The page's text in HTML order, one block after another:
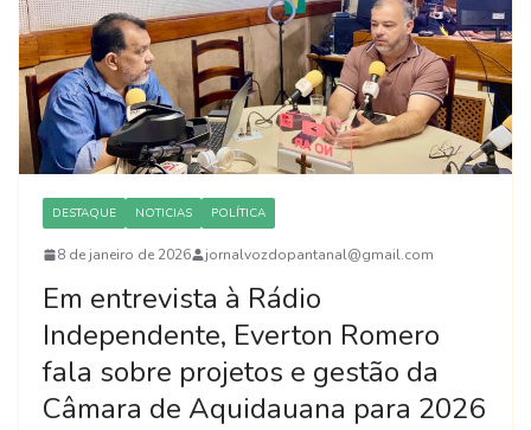
DESTAQUE NOTICIAS POLÍTICA
8 de janeiro de 2026 jornalvozdopantanal@gmail.com
Em entrevista à Rádio
Independente, Everton Romero
fala sobre projetos e gestão da
Câmara de Aquidauana para 2026